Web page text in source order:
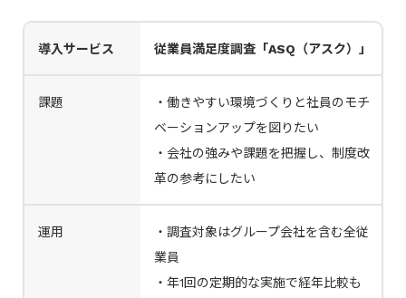
導入サービス 従業員満足度調査「ASQ（アスク）」
課題
・働きやすい環境づくりと社員のモチ
ベーションアップを図りたい
・会社の強みや課題を把握し、制度改
革の参考にしたい
運用
・調査対象はグループ会社を含む全従
業員
・年1回の定期的な実施で経年比較も